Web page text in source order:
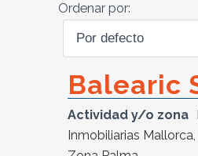
Ordenar por:
Balearic
Actividad y/o zona
Inmobiliarias Mallorca,